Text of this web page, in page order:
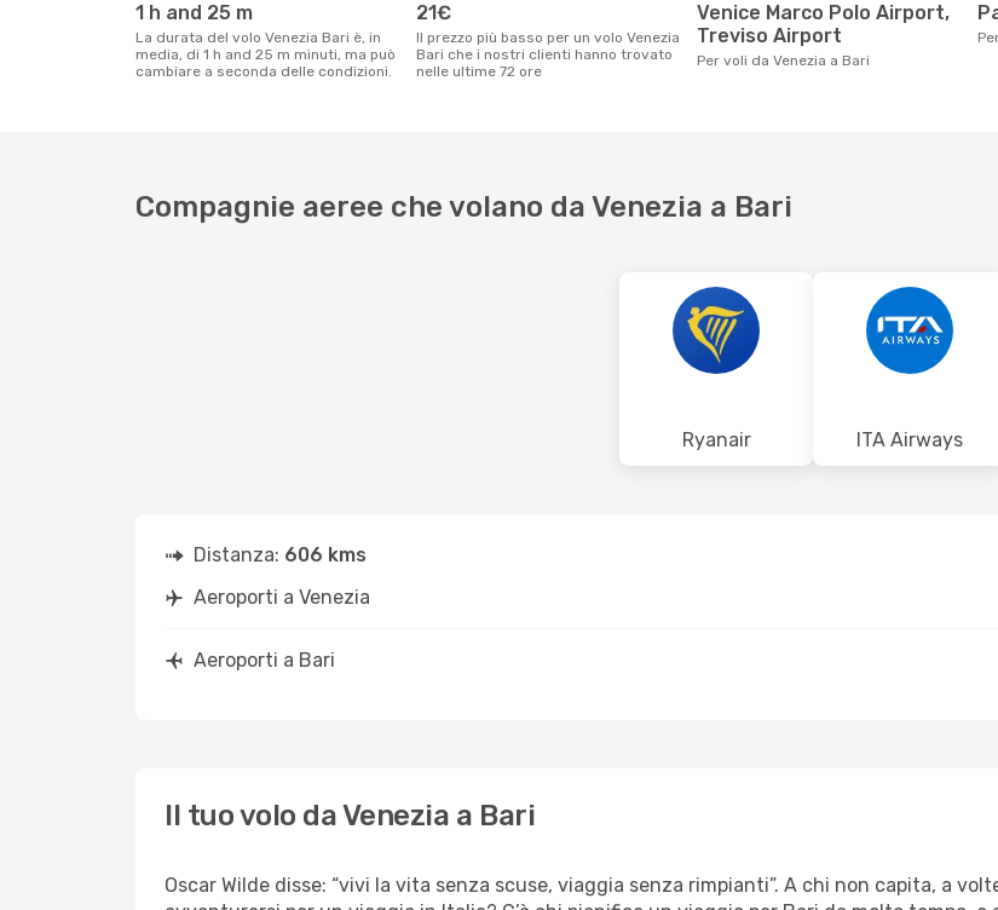
1 h and 25 m
La durata del volo Venezia Bari è, in
media, di 1 h and 25 m minuti, ma può
cambiare a seconda delle condizioni.
21€
Il prezzo più basso per un volo Venezia
Bari che i nostri clienti hanno trovato
nelle ultime 72 ore
Venice Marco Polo Airport,
Treviso Airport
Per voli da Venezia a Bari
Compagnie aeree che volano da Venezia a Bari
Ryanair ITA Airways
Distanza: 606 kms
Aeroporti a Venezia
Aeroporti a Bari
Il tuo volo da Venezia a Bari
Oscar Wilde disse: “vivi la vita senza scuse, viaggia senza rimpianti”. A chi non capita, a